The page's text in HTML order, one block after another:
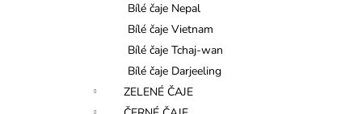
Bílé čaje Nepal
Bílé čaje Vietnam
Bílé čaje Tchaj-wan
Bílé čaje Darjeeling
ZELENÉ ČAJE